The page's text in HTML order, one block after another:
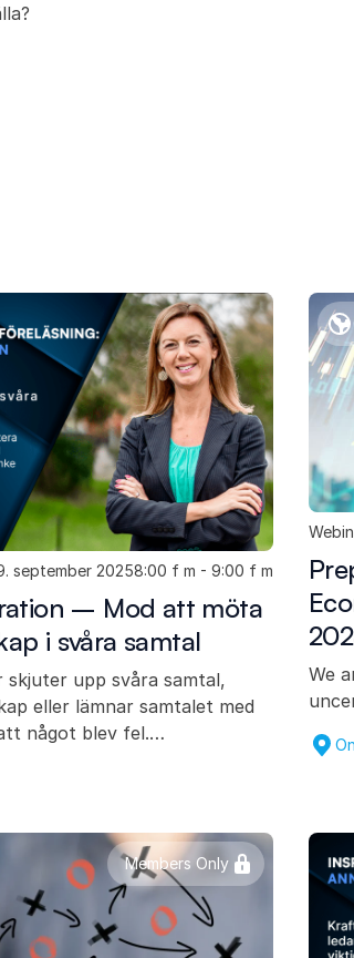
september 20258:00 f m - 9:00 f m
– Mod att möta
i svåra samtal
skjuter upp svåra samtal,
eller lämnar samtalet med
något blev fel.…
We
Members Only